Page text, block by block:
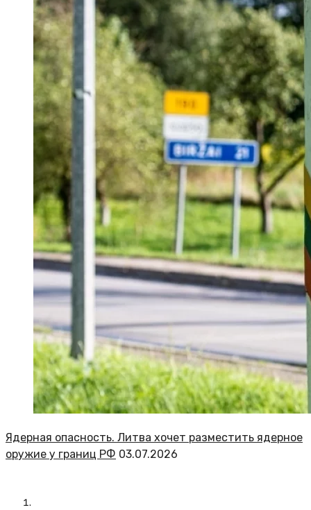
Ядерная опасность. Литва хочет разместить ядерное
оружие у границ РФ 03.07.2026